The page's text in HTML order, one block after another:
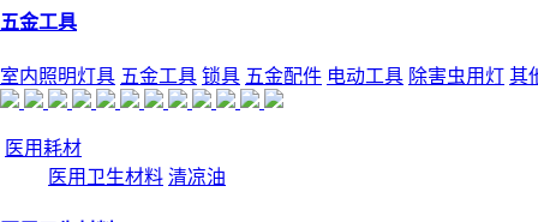
五金工具
室内照明灯具 五金工具 锁具 五金配件 电动工具 除害虫用灯 其
医用耗材
医用卫生材料 清凉油